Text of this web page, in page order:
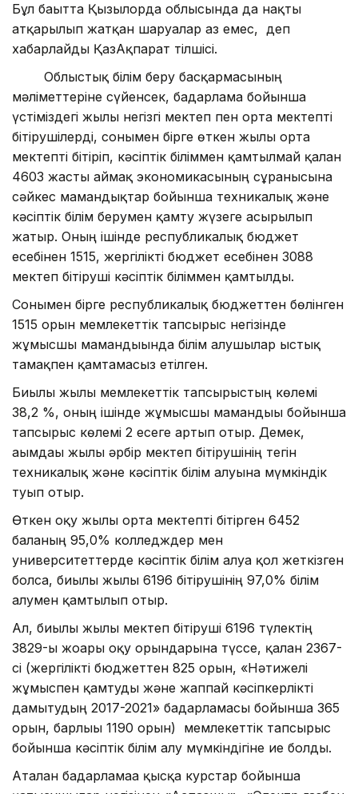
Бұл бағытта Қызылорда облысында да нақты
атқарылып жатқан шаруалар аз емес, деп
хабарлайды ҚазАқпарат тілшісі.
Облыстық білім беру басқармасының
мәліметтеріне сүйенсек, бағдарлама бойынша
үстіміздегі жылы негізгі мектеп пен орта мектепті
бітірушілерді, сонымен бірге өткен жылы орта
мектепті бітіріп, кәсіптік біліммен қамтылмай қалған
4603 жасты аймақ экономикасының сұранысына
сәйкес мамандықтар бойынша техникалық және
кәсіптік білім берумен қамту жүзеге асырылып
жатыр. Оның ішінде республикалық бюджет
есебінен 1515, жергілікті бюджет есебінен 3088
мектеп бітіруші кәсіптік біліммен қамтылды.
Сонымен бірге республикалық бюджеттен бөлінген
1515 орын мемлекеттік тапсырыс негізінде
жұмысшы мамандығында білім алушылар ыстық
тамақпен қамтамасыз етілген.
Биылғы жылғы мемлекеттік тапсырыстың көлемі
38,2 %, оның ішінде жұмысшы мамандығы бойынша
тапсырыс көлемі 2 есеге артып отыр. Демек,
ағымдағы жылы әрбір мектеп бітірушінің тегін
техникалық және кәсіптік білім алуына мүмкіндік
туып отыр.
Өткен оқу жылы орта мектепті бітірген 6452
баланың 95,0% колледждер мен
университеттерде кәсіптік білім алуға қол жеткізген
болса, биылғы жылғы 6196 бітірушінің 97,0% білім
алумен қамтылып отыр.
Ал, биылғы жылғы мектеп бітіруші 6196 түлектің
3829-ы жоғары оқу орындарына түссе, қалған 2367-
сі (жергілікті бюджеттен 825 орын, «Нәтижелі
жұмыспен қамтуды және жаппай кәсіпкерлікті
дамытудың 2017-2021» бағдарламасы бойынша 365
орын, барлығы 1190 орын) мемлекеттік тапсырыс
бойынша кәсіптік білім алу мүмкіндігіне ие болды.
Аталған бағдарламаға қысқа курстар бойынша